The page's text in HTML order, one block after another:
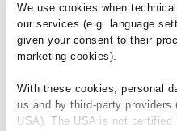
We use cookies when
our services (e.g. language
given your consent to their
marketing cookies).
With these cookies, personal
us and by third-party
USA). The USA is not